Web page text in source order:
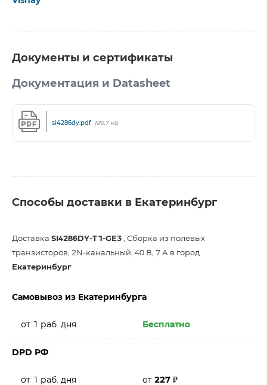
Документы и сертификаты
Документация и Datasheet
si4286dy.pdf 189,7 кБ
Способы доставки в Екатеринбург
Доставка SI4286DY-T1-GE3 , Сборка из полевых
транзисторов, 2N-канальный, 40 В, 7 А в город
Екатеринбург
Самовывоз из Екатеринбурга
от 1 раб. дня Бесплатно
DPD РФ
от 1 раб. дня от 227 ₽